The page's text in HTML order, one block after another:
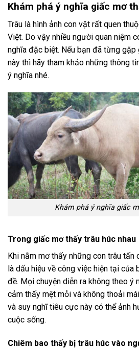
Khám phá ý nghĩa giấc mơ
Trâu là hình ảnh con vật rất quen
Việt. Do vậy nhiều người quan niệm
nghĩa đặc biệt. Nếu bạn đã từng
này thì hãy tham khảo những thông
ý nghĩa nhé.
Khám phá ý nghĩa giấc
Trong giấc mơ thấy trâu húc nhau
Khi nằm mơ thấy những con trâu
là dấu hiệu về công việc hiện tại của
đề. Mọi chuyện diễn ra không theo ý
cảm thấy mệt mỏi và không thoải
và suy nghĩ tiêu cực này có thể ảnh
cuộc sống.
Chiêm bao thấy bị trâu húc vào